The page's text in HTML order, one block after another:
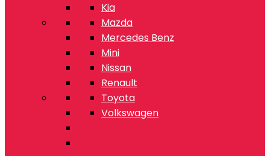
Kia
Mazda
Mercedes Benz
Mini
Nissan
Renault
Toyota
Volkswagen